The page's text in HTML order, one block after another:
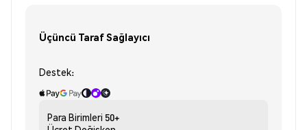
Üçüncü Taraf Sağlayıcı
Destek:
Para Birimleri 50+